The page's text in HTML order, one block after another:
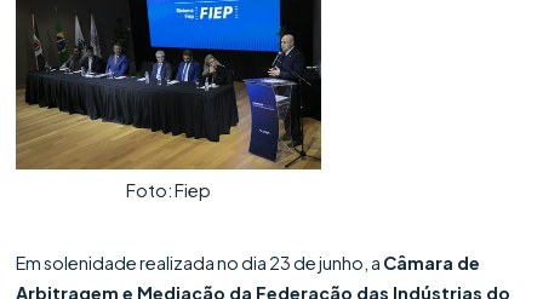
Foto: Fiep
Em solenidade realizada no dia 23 de junho, a Câmara de
Arbitragem e Mediação da Federação das Indústrias do